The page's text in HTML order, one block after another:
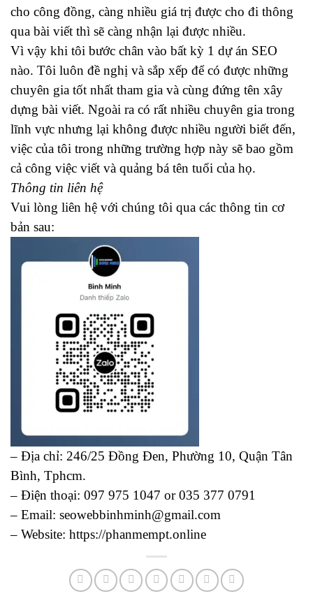
cho công đồng, càng nhiều giá trị được cho đi thông
qua bài viết thì sẽ càng nhận lại được nhiều.
Vì vậy khi tôi bước chân vào bất kỳ 1 dự án SEO
nào. Tôi luôn đề nghị và sắp xếp để có được những
chuyên gia tốt nhất tham gia và cùng đứng tên xây
dựng bài viết. Ngoài ra có rất nhiều chuyên gia trong
lĩnh vực nhưng lại không được nhiều người biết đến,
việc của tôi trong những trường hợp này sẽ bao gồm
cả công việc viết và quảng bá tên tuổi của họ.
Thông tin liên hệ
Vui lòng liên hệ với chúng tôi qua các thông tin cơ
bản sau:
– Địa chỉ: 246/25 Đồng Đen, Phường 10, Quận Tân
Bình, Tphcm.
– Điện thoại: 097 975 1047 or 035 377 0791
– Email: seowebbinhminh@gmail.com
– Website: https://phanmempt.online